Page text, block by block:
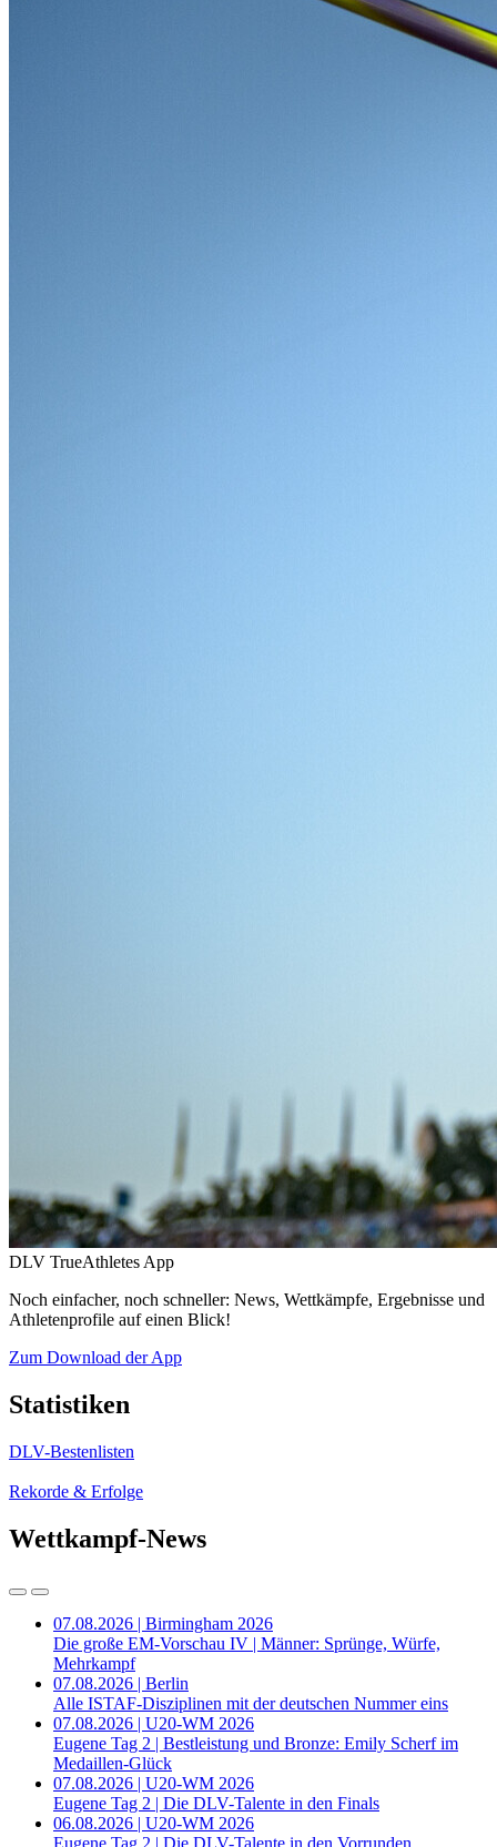
DLV TrueAthletes App
Noch einfacher, noch schneller: News, Wettkämpfe, Ergebnisse und
Athletenprofile auf einen Blick!
Zum Download der App
Statistiken
DLV-Bestenlisten
Rekorde & Erfolge
Wettkampf-News
07.08.2026 | Birmingham 2026
Die große EM-Vorschau IV | Männer: Sprünge, Würfe,
Mehrkampf
07.08.2026 | Berlin
Alle ISTAF-Disziplinen mit der deutschen Nummer eins
07.08.2026 | U20-WM 2026
Eugene Tag 2 | Bestleistung und Bronze: Emily Scherf im
Medaillen-Glück
07.08.2026 | U20-WM 2026
Eugene Tag 2 | Die DLV-Talente in den Finals
06.08.2026 | U20-WM 2026
Eugene Tag 2 | Die DLV-Talente in den Vorrunden